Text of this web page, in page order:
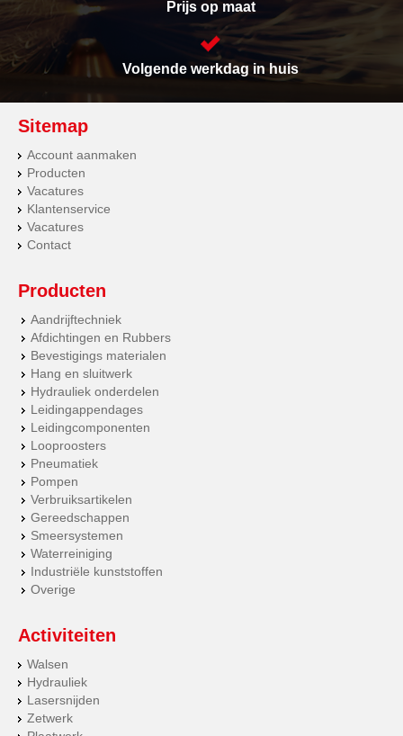
Prijs op maat
Volgende werkdag in huis
Sitemap
Account aanmaken
Producten
Vacatures
Klantenservice
Vacatures
Contact
Producten
Aandrijftechniek
Afdichtingen en Rubbers
Bevestigings materialen
Hang en sluitwerk
Hydrauliek onderdelen
Leidingappendages
Leidingcomponenten
Looproosters
Pneumatiek
Pompen
Verbruiksartikelen
Gereedschappen
Smeersystemen
Waterreiniging
Industriële kunststoffen
Overige
Activiteiten
Walsen
Hydrauliek
Lasersnijden
Zetwerk